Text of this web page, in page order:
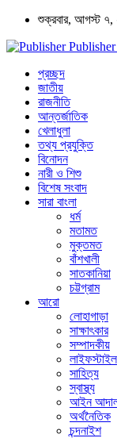
শুক্রবার, আগস্ট
Publisher -
প্রচ্ছদ
জাতীয়
রাজনীতি
আন্তর্জাতিক
খেলাধুলা
তথ্য প্রযুক্তি
বিনোদন
নারী ও শিশু
বিশেষ সংবাদ
সারা বাংলা
ধর্ম
মতামত
মুক্তমত
বাঁশখালী
সাতকানিয়া
চট্টগ্রাম
আরো
লোহাগাড়া
সাক্ষাৎকার
সম্পাদকীয়
লাইফস্টাইল
সাহিত্য
স্বাস্থ্য
আইন
অর্থনৈতিক
চন্দনাইশ